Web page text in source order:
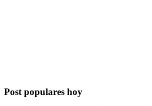
Post populares hoy